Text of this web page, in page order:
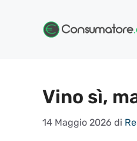
Vino sì,
14 Maggio 2026 di